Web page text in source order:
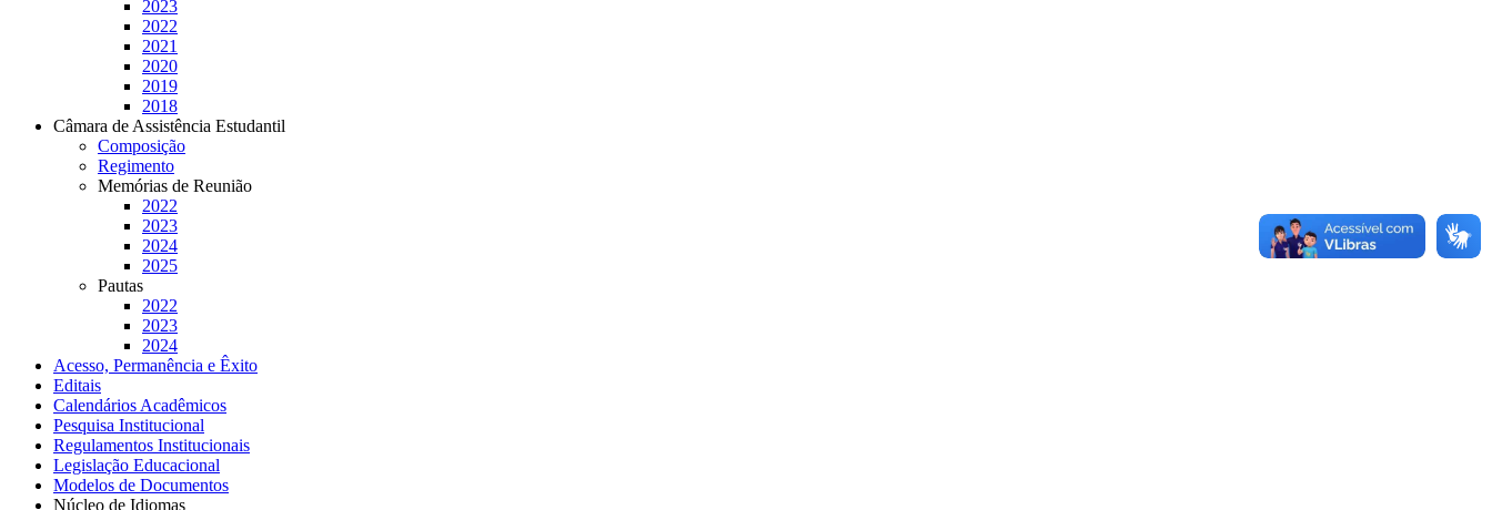
2023
2022
2021
2020
2019
2018
Câmara de Assistência Estudantil
Composição
Regimento
Memórias de Reunião
2022
2023
2024
2025
Pautas
2022
2023
2024
Acesso, Permanência e Êxito
Editais
Calendários Acadêmicos
Pesquisa Institucional
Regulamentos Institucionais
Legislação Educacional
Modelos de Documentos
Núcleo de Idiomas